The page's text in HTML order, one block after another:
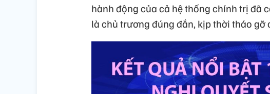
hành động của cả hệ thống chính trị đã
là chủ trương đúng đắn, kịp thời tháo